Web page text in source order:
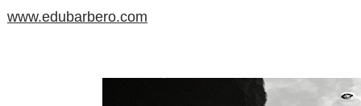
www.edubarbero.com